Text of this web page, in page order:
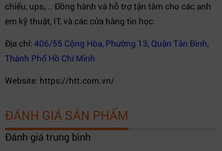
chiếu, ups,... Đồng hành và hỗ trợ tận tâm cho các anh
em kỹ thuật, IT, và các cửa hàng tin học.
Địa chỉ: 406/55 Cộng Hòa, Phường 13, Quận Tân Bình,
Thành Phố Hồ Chí Minh
Website: https://htt.com.vn/
ĐÁNH GIÁ SẢN PHẨM
Đánh giá trung bình